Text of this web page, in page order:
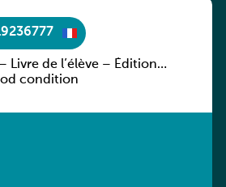
Livre de l’élève – Édition
condition